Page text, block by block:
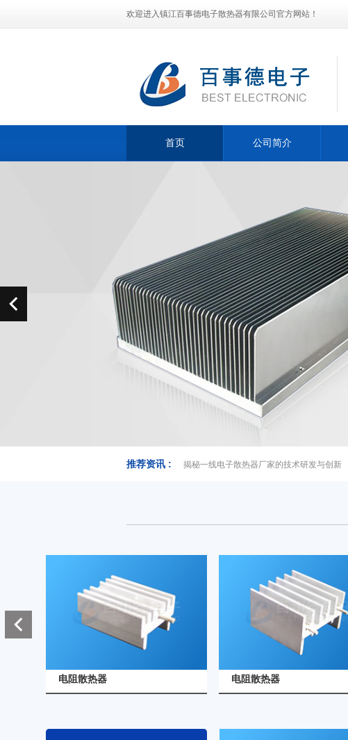
欢迎进入镇江百事德电子散热器有限公司官方网站！
首页 公司简介
推荐资讯 : 揭秘一线电子散热器厂家的技术研发与创新
电阻散热器 电阻散热器
电阻散热器 电阻散热器